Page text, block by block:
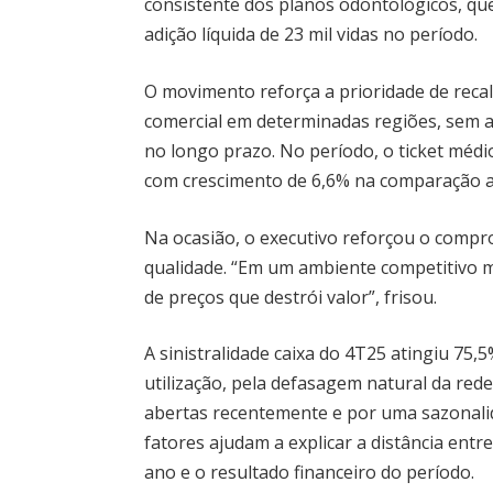
consistente dos planos odontológicos,
adição líquida de 23 mil vidas no período.
O movimento reforça a prioridade de
comercial em determinadas regiões,
no longo prazo. No período, o ticket
com crescimento de 6,6% na comparação
Na ocasião, o executivo reforçou o
qualidade. “Em um ambiente
de preços que destrói valor”, frisou.
A sinistralidade caixa do 4T25 atingiu
utilização, pela defasagem natural da
abertas recentemente e por uma
fatores ajudam a explicar a distância
ano e o resultado financeiro do período.